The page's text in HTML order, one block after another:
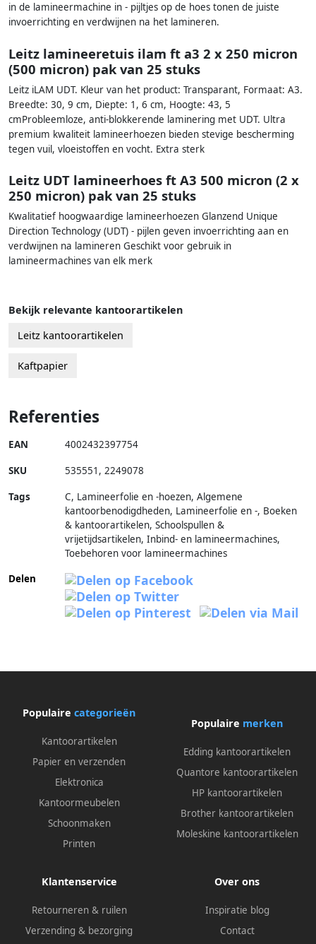
in de lamineermachine in - pijltjes op de hoes tonen de juiste
invoerrichting en verdwijnen na het lamineren.
Leitz lamineeretuis ilam ft a3 2 x 250 micron
(500 micron) pak van 25 stuks
Leitz iLAM UDT. Kleur van het product: Transparant, Formaat: A3.
Breedte: 30, 9 cm, Diepte: 1, 6 cm, Hoogte: 43, 5
cmProbleemloze, anti-blokkerende laminering met UDT. Ultra
premium kwaliteit lamineerhoezen bieden stevige bescherming
tegen vuil, vloeistoffen en vocht. Extra sterk
Leitz UDT lamineerhoes ft A3 500 micron (2 x
250 micron) pak van 25 stuks
Kwalitatief hoogwaardige lamineerhoezen Glanzend Unique
Direction Technology (UDT) - pijlen geven invoerrichting aan en
verdwijnen na lamineren Geschikt voor gebruik in
lamineermachines van elk merk
Bekijk relevante kantoorartikelen
Leitz kantoorartikelen
Kaftpapier
Referenties
EAN 4002432397754
SKU 535551 , 2249078
Tags
C, Lamineerfolie en -hoezen, Algemene
kantoorbenodigdheden, Lamineerfolie en -, Boeken
& kantoorartikelen, Schoolspullen &
vrijetijdsartikelen, Inbind- en lamineermachines,
Toebehoren voor lamineermachines
Delen
Populaire categorieën
Kantoorartikelen
Papier en verzenden
Elektronica
Kantoormeubelen
Schoonmaken
Printen
Populaire merken
Edding kantoorartikelen
Quantore kantoorartikelen
HP kantoorartikelen
Brother kantoorartikelen
Moleskine kantoorartikelen
Klantenservice
Retourneren & ruilen
Verzending & bezorging
Over ons
Inspiratie blog
Contact